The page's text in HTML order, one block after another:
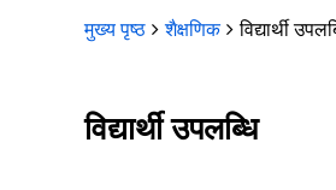
मुख्य पृष्ठ शैक्षणिक विद्यार्थी
विद्यार्थी उपलब्धि